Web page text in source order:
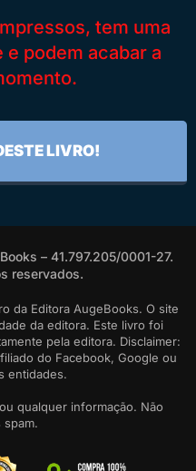
tem uma
podem acabar a
LIVRO!
– 41.797.205/0001-27.
reservados.
da Editora AugeBooks. O site
da editora. Este livro foi
pela editora. Disclaimer:
do Facebook, Google ou
entidades.
qualquer informação. Não
spam.